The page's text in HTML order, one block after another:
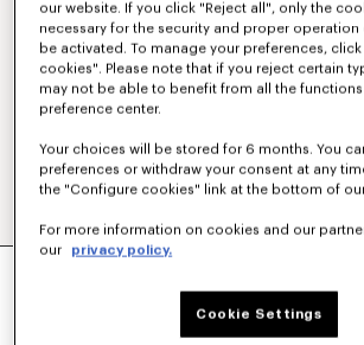
PANTALON TECHNIQUE 'KENZO
our website. If you click "Reject all", only the
necessary for the security and proper operation
be activated. To manage your preferences,
cookies". Please note that if you reject certain
may not be able to benefit from all the
preference center.
Your choices will be stored for 6 months. You
preferences or withdraw your consent at any
the "Configure cookies" link at the bottom of
For more information on cookies and our
our
privacy policy.
Cookie Settings